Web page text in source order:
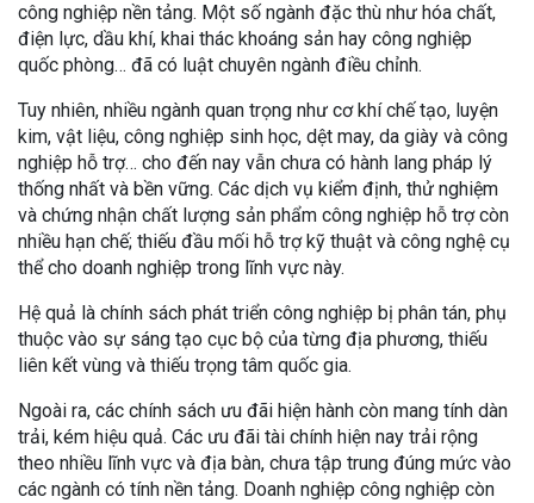
công nghiệp nền tảng. Một số ngành đặc thù như hóa chất,
điện lực, dầu khí, khai thác khoáng sản hay công nghiệp
quốc phòng… đã có luật chuyên ngành điều chỉnh.
Tuy nhiên, nhiều ngành quan trọng như cơ khí chế tạo, luyện
kim, vật liệu, công nghiệp sinh học, dệt may, da giày và công
nghiệp hỗ trợ… cho đến nay vẫn chưa có hành lang pháp lý
thống nhất và bền vững. Các dịch vụ kiểm định, thử nghiệm
và chứng nhận chất lượng sản phẩm công nghiệp hỗ trợ còn
nhiều hạn chế; thiếu đầu mối hỗ trợ kỹ thuật và công nghệ cụ
thể cho doanh nghiệp trong lĩnh vực này.
Hệ quả là chính sách phát triển công nghiệp bị phân tán, phụ
thuộc vào sự sáng tạo cục bộ của từng địa phương, thiếu
liên kết vùng và thiếu trọng tâm quốc gia.
Ngoài ra, các chính sách ưu đãi hiện hành còn mang tính dàn
trải, kém hiệu quả. Các ưu đãi tài chính hiện nay trải rộng
theo nhiều lĩnh vực và địa bàn, chưa tập trung đúng mức vào
các ngành có tính nền tảng. Doanh nghiệp công nghiệp còn